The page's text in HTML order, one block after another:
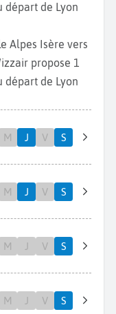
départ de Lyon
Alpes Isère vers
propose 1
départ de Lyon
M J V S
M J V S
M J V S
M J V S